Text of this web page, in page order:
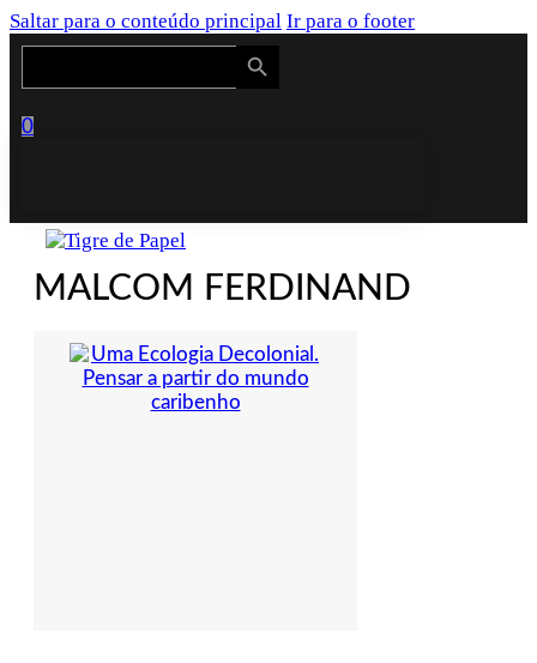
Saltar para o conteúdo principal Ir para o footer
Search
Search Button
0
MALCOM FERDINAND